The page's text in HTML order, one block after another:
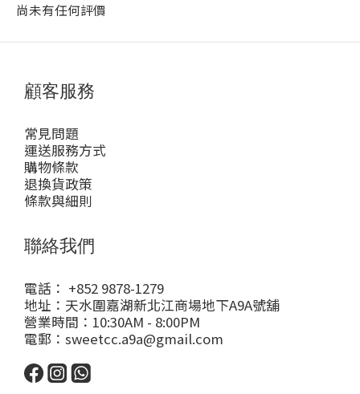
尚未有任何評價
顧客服務
常見問題
運送服務方式
購物條款
退換貨政策
條款與細則
聯絡我們
電話： +852 9878-1279
地址：天水圍嘉湖新北江商場地下A9A號舖
營業時間：10:30AM - 8:00PM
電郵：sweetcc.a9a@gmail.com